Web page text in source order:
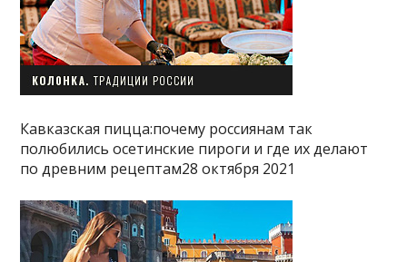
Кавказская пицца:почему россиянам так
полюбились осетинские пироги и где их делают
по древним рецептам28 октября 2021